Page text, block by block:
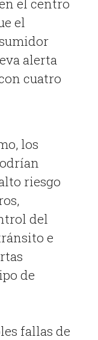
el centro
el
alerta
cuatro
los
riesgo
del
e
de
fallas de